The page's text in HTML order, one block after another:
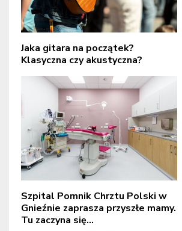
Jaka gitara na początek?
Klasyczna czy akustyczna?
Szpital Pomnik Chrztu Polski w
Gnieźnie zaprasza przyszłe mamy.
Tu zaczyna się...